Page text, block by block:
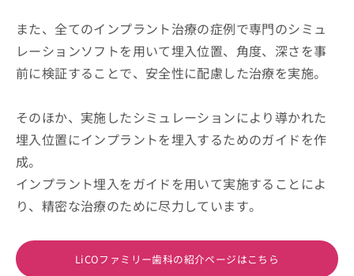
また、全てのインプラント治療の症例で専門のシミュ
レーションソフトを用いて埋入位置、角度、深さを事
前に検証することで、安全性に配慮した治療を実施。
そのほか、実施したシミュレーションにより導かれた
埋入位置にインプラントを埋入するためのガイドを作
成。
インプラント埋入をガイドを用いて実施することによ
り、精密な治療のために尽力しています。
LiCOファミリー歯科の紹介ページはこちら